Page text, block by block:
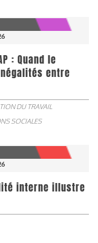
: Quand le
entre
DU TRAVAIL
SOCIALES
interne illustre